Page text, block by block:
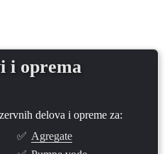
i oprema
delova i opreme za:
✅ Agregate